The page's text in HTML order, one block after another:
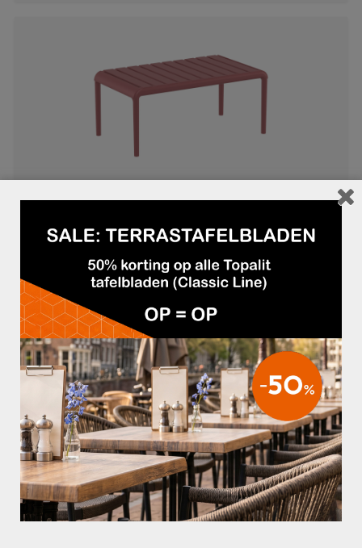
LOUNGETAFEL TIVOLI OLIJFGROEN €44,95